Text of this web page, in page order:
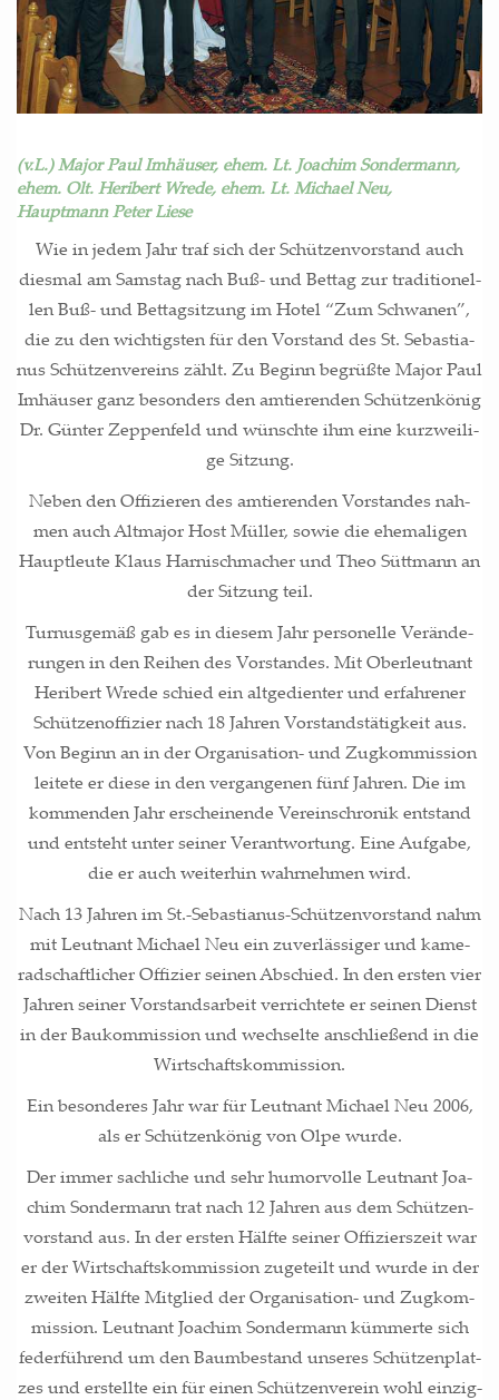
(v.L.) Major Paul Imhäuser, ehem. Lt. Joachim Sondermann,
ehem. Olt. Heribert Wrede, ehem. Lt. Michael Neu,
Hauptmann Peter Liese
Wie in jedem Jahr traf sich der Schüt­zen­vor­stand auch
dies­mal am Sams­tag nach Buß- und Bet­tag zur tra­di­tio­nel­
len Buß- und Bet­tag­sit­zung im Hotel “Zum Schwa­nen”,
die zu den wich­tigs­ten für den Vor­stand des St. Sebas­tia­
nus Schüt­zen­ver­eins zählt. Zu Beginn begrüß­te Major Paul
Imhäu­ser ganz beson­ders den amtie­ren­den Schüt­zen­kö­nig
Dr. Gün­ter Zep­pe­n­feld und wünsch­te ihm eine kurz­wei­li­
ge Sitzung.
Neben den Offi­zie­ren des amtie­ren­den Vor­stan­des nah­
men auch Alt­ma­jor Host Mül­ler, sowie die ehe­ma­li­gen
Haupt­leu­te Klaus Har­nisch­ma­cher und Theo Sütt­mann an
der Sit­zung teil.
Tur­nus­ge­mäß gab es in die­sem Jahr per­so­nel­le Ver­än­de­
run­gen in den Rei­hen des Vor­stan­des. Mit Ober­leut­nant
Heri­bert Wre­de schied ein alt­ge­dien­ter und erfah­re­ner
Schüt­zen­of­fi­zier nach 18 Jah­ren Vor­stands­tä­tig­keit aus.
Von Beginn an in der Orga­ni­sa­ti­on- und Zug­kom­mis­si­on
lei­te­te er die­se in den ver­gan­ge­nen fünf Jah­ren. Die im
kom­men­den Jahr erschei­nen­de Ver­eins­chro­nik ent­stand
und ent­steht unter sei­ner Ver­ant­wor­tung. Eine Auf­ga­be,
die er auch wei­ter­hin wahr­neh­men wird.
Nach 13 Jah­ren im St.-Sebastianus-Schützenvorstand nahm
mit Leut­nant Micha­el Neu ein zuver­läs­si­ger und kame­
rad­schaft­li­cher Offi­zier sei­nen Abschied. In den ers­ten vier
Jah­ren sei­ner Vor­stands­ar­beit ver­rich­te­te er sei­nen Dienst
in der Bau­kom­mis­si­on und wech­sel­te anschlie­ßend in die
Wirtschaftskommission.
Ein beson­de­res Jahr war für Leut­nant Micha­el Neu 2006,
als er Schüt­zen­kö­nig von Olpe wurde.
Der immer sach­li­che und sehr humor­vol­le Leut­nant Joa­
chim Son­der­mann trat nach 12 Jah­ren aus dem Schüt­zen­
vor­stand aus. In der ers­ten Hälf­te sei­ner Offi­ziers­zeit war
er der Wirt­schafts­kom­mis­si­on zuge­teilt und wur­de in der
zwei­ten Hälf­te Mit­glied der Orga­ni­sa­ti­on- und Zug­kom­
mis­si­on. Leut­nant Joa­chim Son­der­mann küm­mer­te sich
feder­füh­rend um den Baum­be­stand unse­res Schüt­zen­plat­
zes und erstell­te ein für einen Schüt­zen­ver­ein wohl ein­zig­